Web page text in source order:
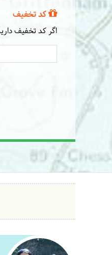
کد تخفیف
اگر کد تخفیف